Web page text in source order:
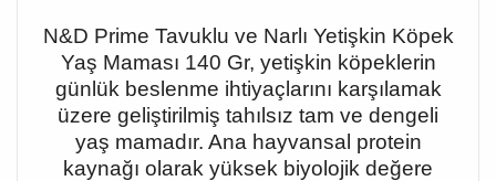
N&D Prime Tavuklu ve Narlı Yetişkin Köpek
Yaş Maması 140 Gr, yetişkin köpeklerin
günlük beslenme ihtiyaçlarını karşılamak
üzere geliştirilmiş tahılsız tam ve dengeli
yaş mamadır. Ana hayvansal protein
kaynağı olarak yüksek biyolojik değere